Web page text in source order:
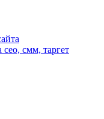
смм, таргет